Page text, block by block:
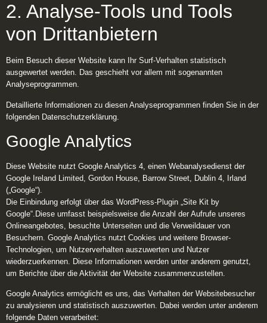
2. Analyse-Tools und Tools
von Drittanbietern
Beim Besuch dieser Website kann Ihr Surf-Verhalten statistisch
ausgewertet werden. Das geschieht vor allem mit sogenannten
Analyseprogrammen.
Detaillierte Informationen zu diesen Analyseprogrammen finden Sie in der
folgenden Datenschutzerklärung.
Google Analytics
Diese Website nutzt Google Analytics 4, einen Webanalysedienst der
Google Ireland Limited, Gordon House, Barrow Street, Dublin 4, Irland
(„Google“).
Die Einbindung erfolgt über das WordPress-Plugin „Site Kit by
Google“.Diese umfasst beispielsweise die Anzahl der Aufrufe unseres
Onlineangebotes, besuchte Unterseiten und die Verweildauer von
Besuchern. Google Analytics nutzt Cookies und weitere Browser-
Technologien, um Nutzerverhalten auszuwerten und Nutzer
wiederzuerkennen. Diese Informationen werden unter anderem genutzt,
um Berichte über die Aktivität der Website zusammenzustellen.
Google Analytics ermöglicht es uns, das Verhalten der Websitebesucher
zu analysieren und statistisch auszuwerten. Dabei werden unter anderem
folgende Daten verarbeitet: